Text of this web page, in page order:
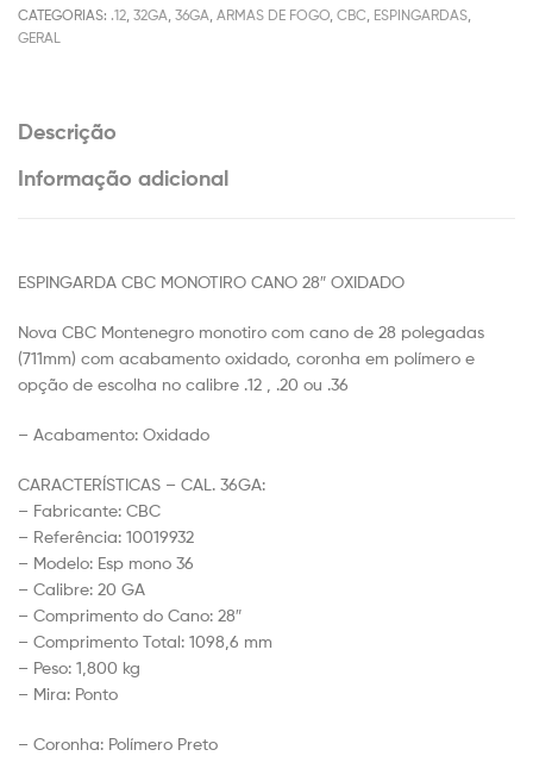
CATEGORIAS: .12 32GA 36GA ARMAS DE FOGO CBC ESPINGARDAS
GERAL
Descrição
Informação adicional
ESPINGARDA CBC MONOTIRO CANO 28″ OXIDADO
Nova CBC Montenegro monotiro com cano de 28 polegadas
(711mm) com acabamento oxidado, coronha em polímero e
opção de escolha no calibre .12 , .20 ou .36
– Acabamento: Oxidado
CARACTERÍSTICAS – CAL. 36GA:
– Fabricante: CBC
– Referência: 10019932
– Modelo: Esp mono 36
– Calibre: 20 GA
– Comprimento do Cano: 28″
– Comprimento Total: 1098,6 mm
– Peso: 1,800 kg
– Mira: Ponto
– Coronha: Polímero Preto